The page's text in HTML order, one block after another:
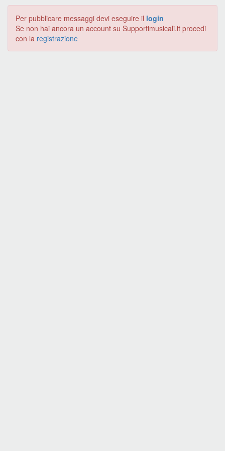
Per pubblicare messaggi devi eseguire il login
Se non hai ancora un account su Supportimusicali.it procedi
con la registrazione